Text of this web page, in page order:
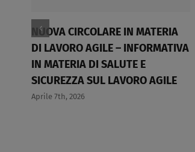
NUOVA CIRCOLARE IN MATERIA
DI LAVORO AGILE – INFORMATIVA
IN MATERIA DI SALUTE E
SICUREZZA SUL LAVORO AGILE​
Aprile 7th, 2026